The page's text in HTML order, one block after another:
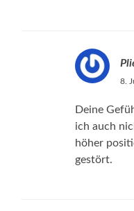
8.
Deine
ich auch
höher
gestört.